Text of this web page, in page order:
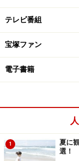
テレビ番組
宝塚ファン
電子書籍
1
夏に
選！